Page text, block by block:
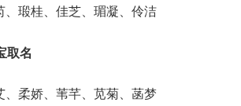
、瑖桂、佳芝、瑂凝、伶洁
取名
、柔娇、苇芊、苋菊、菡梦